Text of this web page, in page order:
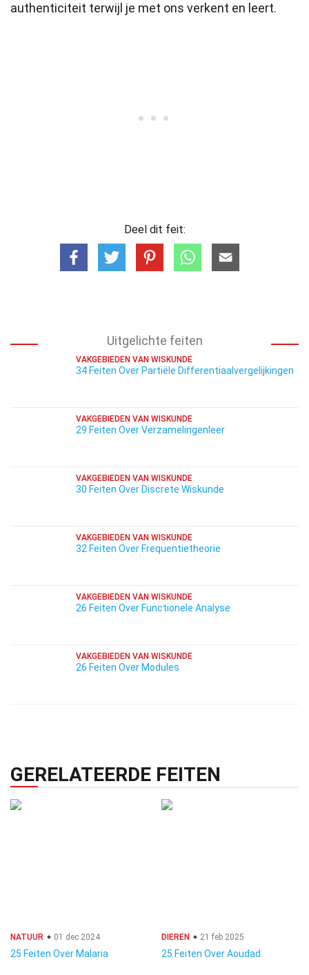
authenticiteit terwijl je met ons verkent en leert.
Deel dit feit:
Uitgelichte feiten
VAKGEBIEDEN VAN WISKUNDE
34 Feiten Over Partiële Differentiaalvergelijkingen
VAKGEBIEDEN VAN WISKUNDE
29 Feiten Over Verzamelingenleer
VAKGEBIEDEN VAN WISKUNDE
30 Feiten Over Discrete Wiskunde
VAKGEBIEDEN VAN WISKUNDE
32 Feiten Over Frequentietheorie
VAKGEBIEDEN VAN WISKUNDE
26 Feiten Over Functionele Analyse
VAKGEBIEDEN VAN WISKUNDE
26 Feiten Over Modules
GERELATEERDE FEITEN
NATUUR 01 dec 2024
25 Feiten Over Malaria
DIEREN 21 feb 2025
25 Feiten Over Aoudad